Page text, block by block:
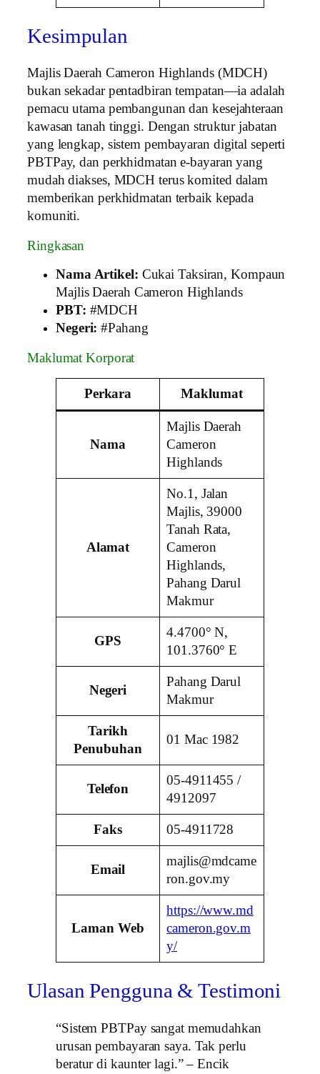
Kesimpulan
Majlis Daerah Cameron Highlands (MDCH)
bukan sekadar pentadbiran tempatan—ia adalah
pemacu utama pembangunan dan kesejahteraan
kawasan tanah tinggi. Dengan struktur jabatan
yang lengkap, sistem pembayaran digital seperti
PBTPay, dan perkhidmatan e-bayaran yang
mudah diakses, MDCH terus komited dalam
memberikan perkhidmatan terbaik kepada
komuniti.
Ringkasan
Nama Artikel: Cukai Taksiran, Kompaun
Majlis Daerah Cameron Highlands
PBT: #MDCH
Negeri: #Pahang
Maklumat Korporat
Perkara Maklumat
Nama
Majlis Daerah
Cameron
Highlands
Alamat
No.1, Jalan
Majlis, 39000
Tanah Rata,
Cameron
Highlands,
Pahang Darul
Makmur
GPS
4.4700° N,
101.3760° E
Negeri
Pahang Darul
Makmur
Tarikh
Penubuhan
01 Mac 1982
Telefon
05-4911455 /
4912097
Faks 05-4911728
Email
majlis@mdcame
ron.gov.my
Laman Web
https://www.md
cameron.gov.m
y/
Ulasan Pengguna & Testimoni
“Sistem PBTPay sangat memudahkan
urusan pembayaran saya. Tak perlu
beratur di kaunter lagi.” – Encik